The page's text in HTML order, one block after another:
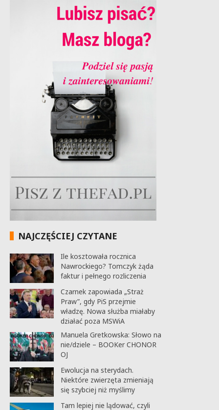
NAJCZĘŚCIEJ CZYTANE
Ile kosztowała rocznica
Nawrockiego? Tomczyk żąda
faktur i pełnego rozliczenia
Czarnek zapowiada „Straż
Praw”, gdy PiS przejmie
władzę. Nowa służba miałaby
działać poza MSWiA
Manuela Gretkowska: Słowo na
nie/dziele – BOOKer CHONOR
OJ
Ewolucja na sterydach.
Niektóre zwierzęta zmieniają
się szybciej niż myślimy
Tam lepiej nie lądować, czyli